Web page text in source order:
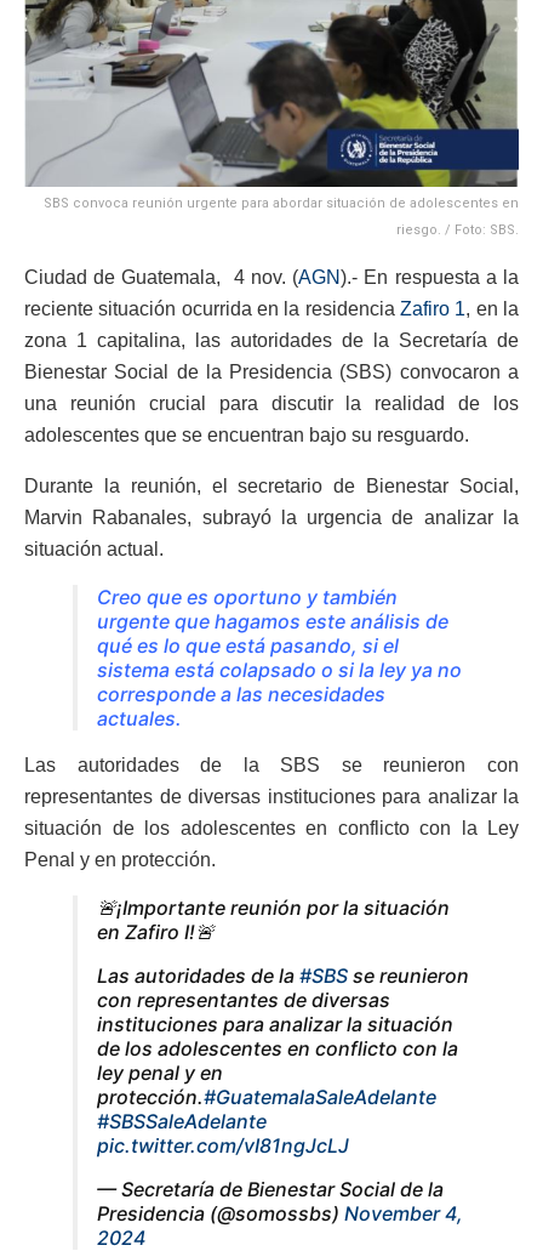
SBS convoca reunión urgente para abordar situación de adolescentes en
riesgo. / Foto: SBS.
Ciudad de Guatemala, 4 nov. (AGN).- En respuesta a la
reciente situación ocurrida en la residencia Zafiro 1, en la
zona 1 capitalina, las autoridades de la Secretaría de
Bienestar Social de la Presidencia (SBS) convocaron a
una reunión crucial para discutir la realidad de los
adolescentes que se encuentran bajo su resguardo.
Durante la reunión, el secretario de Bienestar Social,
Marvin Rabanales, subrayó la urgencia de analizar la
situación actual.
Creo que es oportuno y también
urgente que hagamos este análisis de
qué es lo que está pasando, si el
sistema está colapsado o si la ley ya no
corresponde a las necesidades
actuales.
Las autoridades de la SBS se reunieron con
representantes de diversas instituciones para analizar la
situación de los adolescentes en conflicto con la Ley
Penal y en protección.
🚨¡Importante reunión por la situación
en Zafiro I!🚨
Las autoridades de la #SBS se reunieron
con representantes de diversas
instituciones para analizar la situación
de los adolescentes en conflicto con la
ley penal y en
protección.#GuatemalaSaleAdelante
#SBSSaleAdelante
pic.twitter.com/vI81ngJcLJ
— Secretaría de Bienestar Social de la
Presidencia (@somossbs) November 4,
2024